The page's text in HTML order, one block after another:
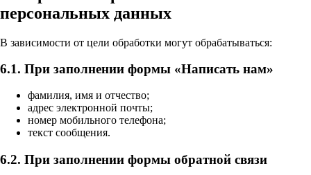
персональных данных
В зависимости от цели обработки могут обрабатываться:
6.1. При заполнении формы «Написать нам»
фамилия, имя и отчество;
адрес электронной почты;
номер мобильного телефона;
текст сообщения.
6.2. При заполнении формы обратной связи